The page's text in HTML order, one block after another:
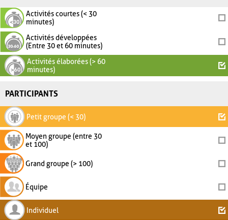
Activités courtes (< 30
minutes)
Activités développées
(Entre 30 et 60 minutes)
Activités élaborées (> 60
minutes)
PARTICIPANTS
Petit groupe (< 30)
Moyen groupe (entre 30
et 100)
Grand groupe (> 100)
Équipe
Individuel